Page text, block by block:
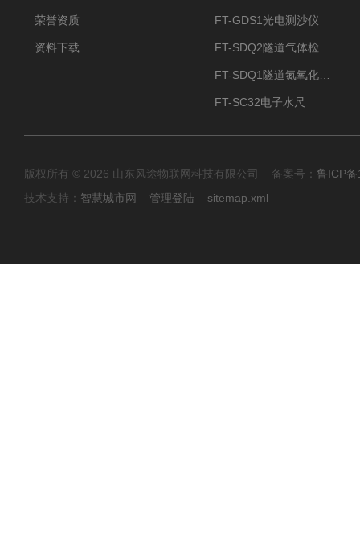
荣誉资质
资料下载
FT-GDS1光电测沙仪
FT-SC32电子水尺
版权所有 © 2026 山东风途物联网科技有限公司 备案号： 鲁ICP
技术支持： 智慧城市网 管理登陆 sitemap.xml